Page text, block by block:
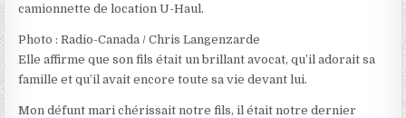
camionnette de location U-Haul.
Photo : Radio-Canada / Chris Langenzarde
Elle affirme que son fils était un brillant avocat, qu’il adorait sa
famille et qu’il avait encore toute sa vie devant lui.
Mon défunt mari chérissait notre fils, il était notre dernier